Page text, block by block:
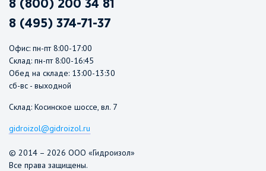
8 (800) 200 34 81
8 (495) 374-71-37
Офис: пн-пт 8:00-17:00
Склад: пн-пт 8:00-16:45
Обед на складе: 13:00-13:30
сб-вс - выходной
Склад: Косинское шоссе, вл. 7
gidroizol@gidroizol.ru
© 2014 – 2026 ООО «Гидроизол»
Все права защищены.